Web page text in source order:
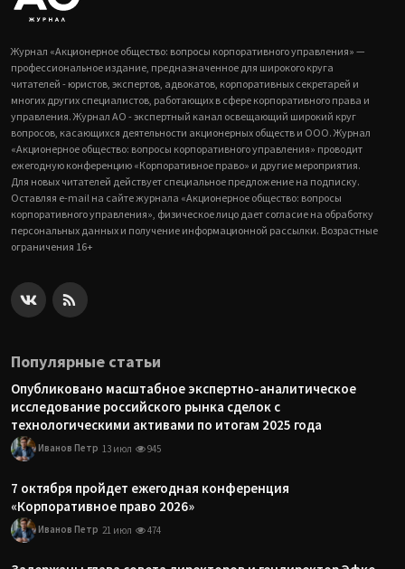
Журнал «Акционерное общество: вопросы корпоративного управления» —
профессиональное издание, предназначенное для широкого круга
читателей - юристов, экспертов, адвокатов, корпоративных секретарей и
многих других специалистов, работающих в сфере корпоративного права и
управления. Журнал АО - экспертный канал освещающий широкий круг
вопросов, касающихся деятельности акционерных обществ и ООО. Журнал
«Акционерное общество: вопросы корпоративного управления» проводит
ежегодную конференцию «Корпоративное право» и другие мероприятия.
Для новых читателей действует специальное предложение на подписку.
Оставляя e-mail на сайте журнала «Акционерное общество: вопросы
корпоративного управления», физическое лицо дает согласие на обработку
персональных данных и получение информационной рассылки. Возрастные
ограничения 16+
Популярные статьи
Опубликовано масштабное экспертно-аналитическое
исследование российского рынка сделок с
технологическими активами по итогам 2025 года
Иванов Петр 13 июл 945
7 октября пройдет ежегодная конференция
«Корпоративное право 2026»
Иванов Петр 21 июл 474